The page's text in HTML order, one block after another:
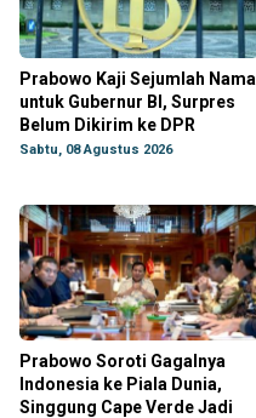
Prabowo Kaji Sejumlah Nama
untuk Gubernur BI, Surpres
Belum Dikirim ke DPR
Sabtu, 08 Agustus 2026
Prabowo Soroti Gagalnya
Indonesia ke Piala Dunia,
Singgung Cape Verde Jadi